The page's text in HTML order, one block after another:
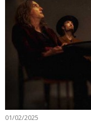
01/02/2025